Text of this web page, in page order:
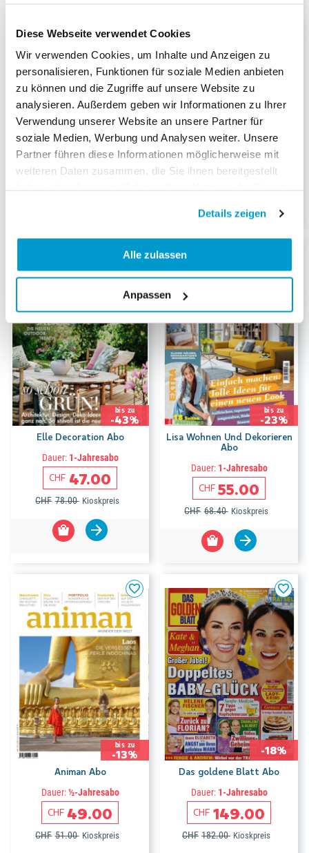
Diese Webseite verwendet Cookies
Wir verwenden Cookies, um Inhalte und Anzeigen zu
personalisieren, Funktionen für soziale Medien anbieten
zu können und die Zugriffe auf unsere Website zu
analysieren. Außerdem geben wir Informationen zu Ihrer
Verwendung unserer Website an unsere Partner für
soziale Medien, Werbung und Analysen weiter. Unsere
Partner führen diese Informationen möglicherweise mit
weiteren Daten zusammen, die Sie ihnen bereitgestellt
Details zeigen
Alle zulassen
Anpassen
bis zu
-48%
Ad Abo
Dauer: 1-Jahresabo
CHF 84.00
CHF 160.00 Kioskpreis
Auto Zeitung Abo
½-Jahresabo
CHF 79.00
CHF 102.70 Kioskpreis
bis zu
-43%
Elle Decoration Abo
Dauer:1-Jahresabo
CHF 47.00
CHF 78.00 Kioskpreis
bis zu
-23%
Lisa Wohnen Und Dekorieren
Abo
Dauer:1-Jahresabo
CHF 55.00
CHF 68.40 Kioskpreis
bis zu
-13%
Animan Abo
Dauer:½-Jahresabo
CHF 49.00
CHF 51.00 Kioskpreis
-18%
Das goldene Blatt Abo
Dauer:1-Jahresabo
CHF 149.00
CHF 182.00 Kioskpreis